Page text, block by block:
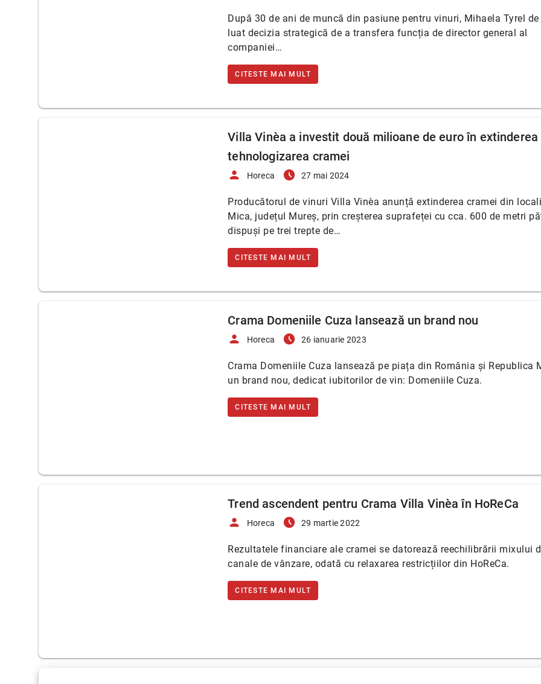
După 30 de ani de muncă din pasiune pentru vinuri, Mihaela Tyrel
luat decizia strategică de a transfera funcția de director general al
companiei…
CITESTE MAI MULT
Villa Vinèa a investit două milioane de euro în extinderea
tehnologizarea cramei
person Horeca access_time_filled 27 mai 2024
Producătorul de vinuri Villa Vinèa anunță extinderea cramei din
Mica, județul Mureș, prin creșterea suprafeței cu cca. 600 de metri
dispuși pe trei trepte de…
CITESTE MAI MULT
Crama Domeniile Cuza lansează un brand nou
person Horeca access_time_filled 26 ianuarie 2023
Crama Domeniile Cuza lansează pe piața din România și Republica
un brand nou, dedicat iubitorilor de vin: Domeniile Cuza.
CITESTE MAI MULT
Trend ascendent pentru Crama Villa Vinèa în HoReCa
person Horeca access_time_filled 29 martie 2022
Rezultatele financiare ale cramei se datorează reechilibrării mixului
canale de vânzare, odată cu relaxarea restricțiilor din HoReCa.
CITESTE MAI MULT